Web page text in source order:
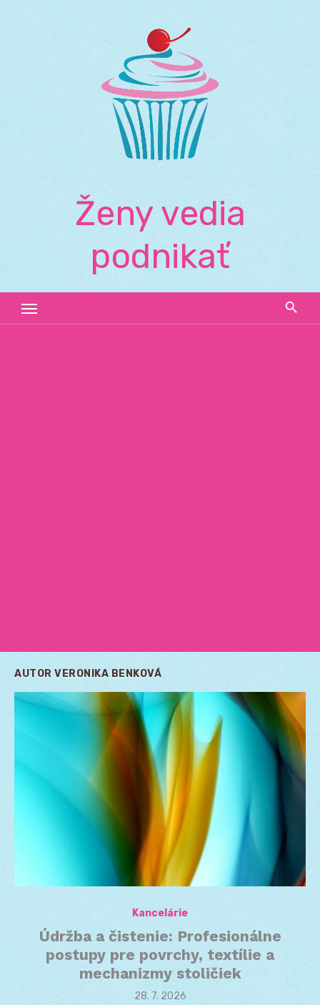
Ženy vedia
podnikať
AUTOR VERONIKA BENKOVÁ
Kancelárie
Údržba a čistenie: Profesionálne
postupy pre povrchy, textílie a
mechanizmy stoličiek
Posted
28. 7. 2026